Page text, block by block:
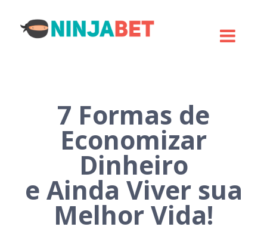
7 Formas de
Economizar
Dinheiro
e Ainda Viver sua
Melhor Vida!